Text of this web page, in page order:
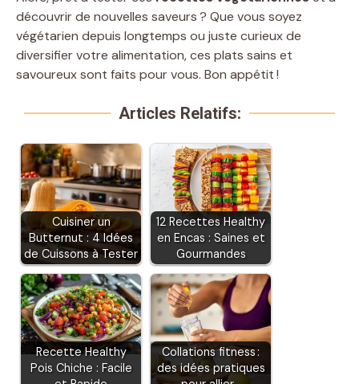
découvrir de nouvelles saveurs ? Que vous soyez
végétarien depuis longtemps ou juste curieux de
diversifier votre alimentation, ces plats sains et
savoureux sont faits pour vous. Bon appétit !
Articles Relatifs:
Cuisiner un
Butternut : 4 Idées
de Cuissons à Tester
12 Recettes Healthy
en Encas : Saines et
Gourmandes
Recette Healthy
Pois Chiche : Facile
Collations fitness :
des idées pratiques